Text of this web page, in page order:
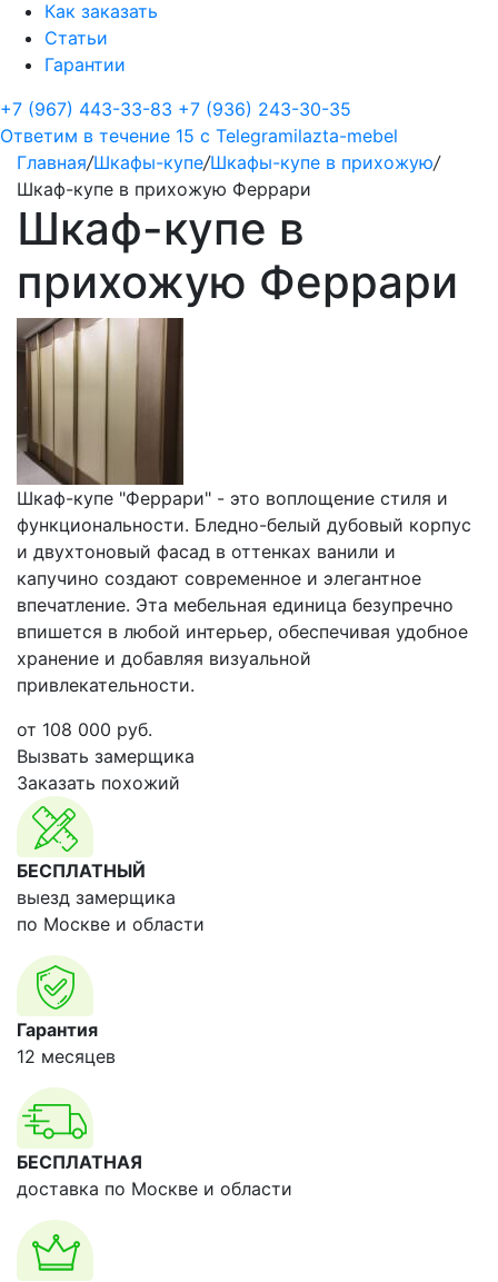
Как заказать
Статьи
Гарантии
+7 (967) 443-33-83 +7 (936) 243-30-35
Ответим в течение 15 с Telegramilazta-mebel
Главная/Шкафы-купе/Шкафы-купе в прихожую/
Шкаф-купе в прихожую Феррари
Шкаф-купе в
прихожую Феррари
Шкаф-купе "Феррари" - это воплощение стиля и
функциональности. Бледно-белый дубовый корпус
и двухтоновый фасад в оттенках ванили и
капучино создают современное и элегантное
впечатление. Эта мебельная единица безупречно
впишется в любой интерьер, обеспечивая удобное
хранение и добавляя визуальной
привлекательности.
от 108 000 руб.
Вызвать замерщика
Заказать похожий
БЕСПЛАТНЫЙ
выезд замерщика
по Москве и области
Гарантия
12 месяцев
БЕСПЛАТНАЯ
доставка по Москве и области